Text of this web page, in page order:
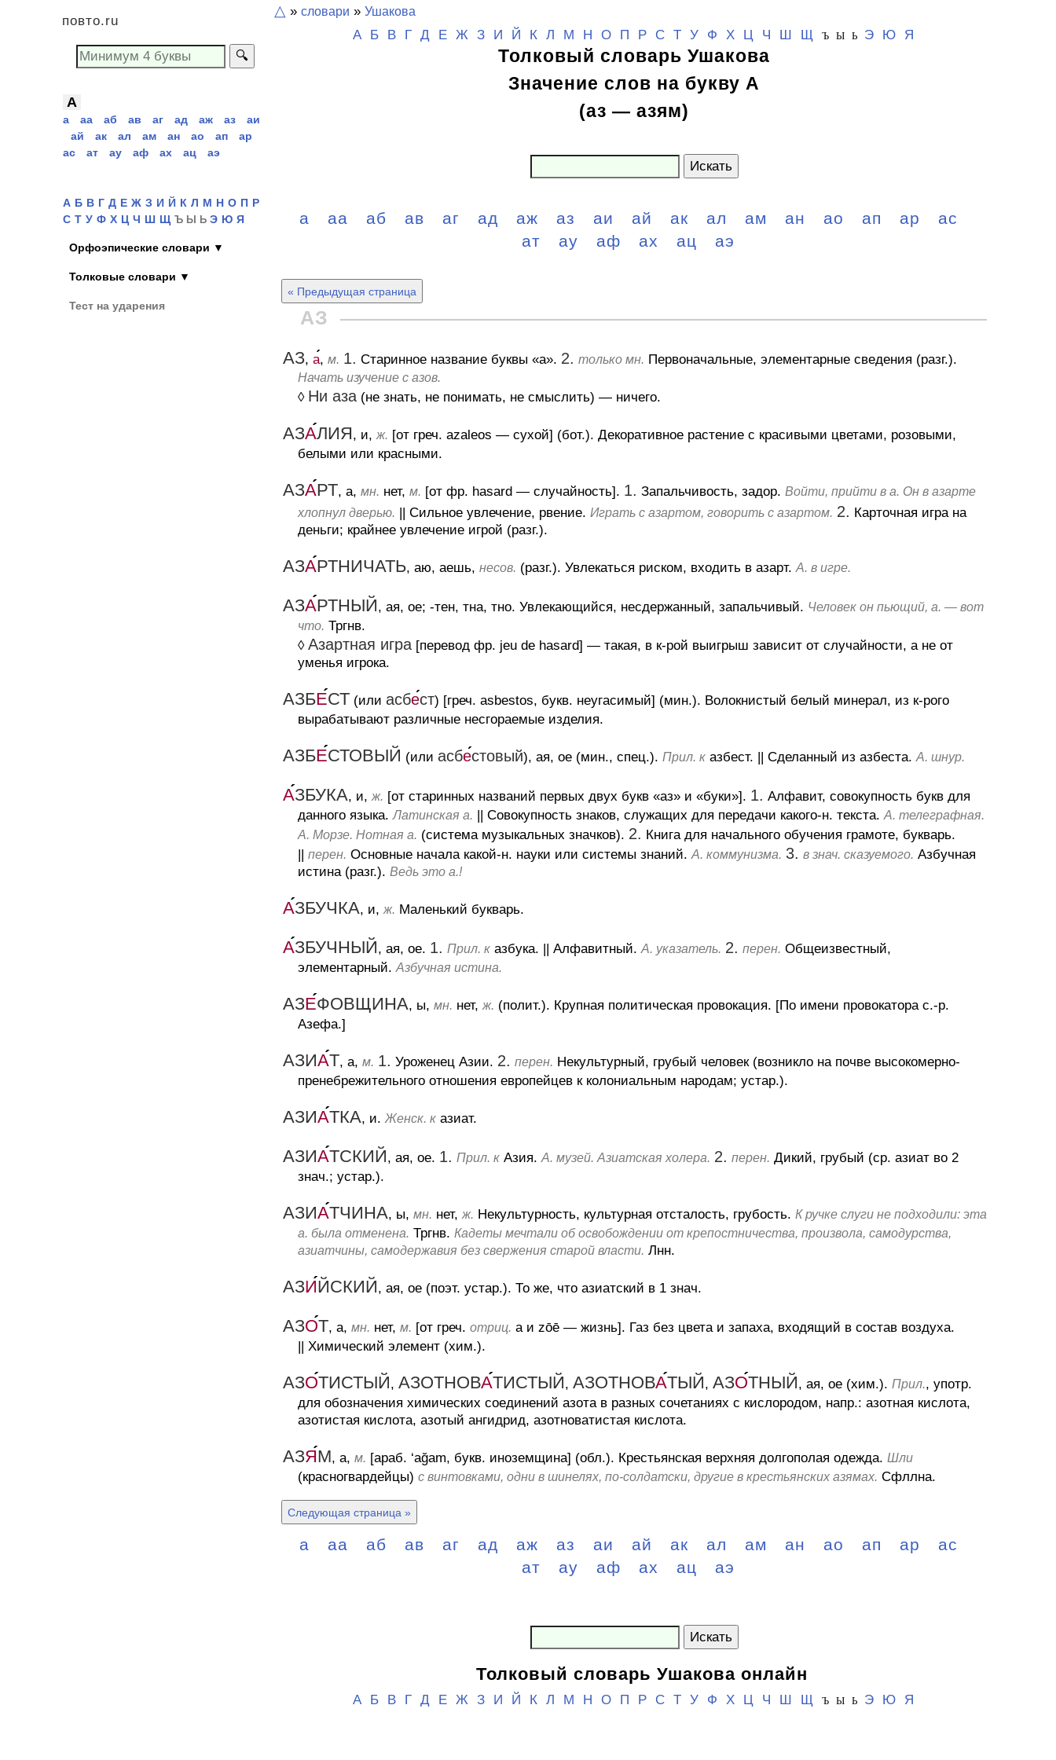
повто.ru
🔍
А
а аа аб ав аг ад аж аз
аи
ай
ак ал ам ан ао ап
ар
ас
ат ау аф ах ац аэ
А Б В Г Д Е Ж З И Й К Л М Н О П Р
С Т У Ф Х Ц Ч Ш Щ Ъ Ы Ь Э Ю Я
Орфоэпические словари ▼
Толковые словари ▼
Тест на ударения
△ » словари » Ушакова
А Б В Г Д Е Ж З И Й К Л М Н О П Р С Т У Ф Х Ц Ч Ш Щ Ъ Ы Ь Э Ю Я
Толковый словарь Ушакова
Значение слов на букву А
(аз — азям)
Искать
а аа аб ав аг ад аж аз аи ай ак ал ам ан ао ап ар
ас
ат
ау аф ах ац аэ
« Предыдущая страница
АЗ
АЗ, а, м. 1. Старинное название буквы «а». 2. только мн. Первоначальные, элементарные сведения (разг.).
Начать изучение с азов.
◊ Ни аза (не знать, не понимать, не смыслить) — ничего.
АЗАЛИЯ, и,ж. [от греч. azaleos — сухой] (бот.). Декоративное растение с красивыми цветами, розовыми,
белыми или красными.
АЗАРТ, а, мн. нет, м. [от фр. hasard — случайность]. 1. Запальчивость, задор. Войти, прийти в а. Он в азарте
хлопнул дверью.
Сильное увлечение, рвение. Играть с азартом, говорить с азартом. 2. Карточная игра на
деньги; крайнее увлечение игрой (разг.).
АЗАРТНИЧАТЬ, аю, аешь, несов. (разг.). Увлекаться риском, входить в азарт. А. в игре.
АЗАРТНЫЙ, ая, ое; -тен, тна, тно. Увлекающийся, несдержанный, запальчивый. Человек он пьющий, а. — вот
что. Тргнв.
◊ Азартная игра [перевод фр. jeu de hasard] — такая, в к-рой выигрыш зависит от случайности, а не от
уменья игрока.
АЗБЕСТ (или асбест) [греч. asbestos, букв. неугасимый] (мин.). Волокнистый белый минерал, из к-рого
вырабатывают различные несгораемые изделия.
АЗБЕСТОВЫЙ (или асбестовый), ая, ое (мин., спец.). Прил. к азбест. Сделанный из азбеста. А. шнур.
АЗБУКА, и,ж. [от старинных названий первых двух букв «аз» и «буки»]. 1. Алфавит, совокупность букв для
данного языка. Латинская а. Совокупность знаков, служащих для передачи какого-н. текста. А. телеграфная.
А. Морзе. Нотная а. (система музыкальных значков). 2. Книга для начального обучения грамоте, букварь.
перен. Основные начала какой-н. науки или системы знаний. А. коммунизма. 3. в знач. сказуемого. Азбучная
истина (разг.). Ведь это а.!
АЗБУЧКА, и,ж. Маленький букварь.
АЗБУЧНЫЙ, ая, ое. 1. Прил. к азбука. Алфавитный. А. указатель. 2. перен. Общеизвестный,
элементарный. Азбучная истина.
АЗЕФОВЩИНА, ы, мн. нет,ж. (полит.). Крупная политическая провокация. [По имени провокатора с.-р.
Азефа.]
АЗИАТ, а, м. 1. Уроженец Азии. 2. перен. Некультурный, грубый человек (возникло на почве высокомерно-
пренебрежительного отношения европейцев к колониальным народам; устар.).
АЗИАТКА, и.Женск. к азиат.
АЗИАТСКИЙ, ая, ое. 1. Прил. к Азия. А. музей. Азиатская холера. 2. перен. Дикий, грубый (ср. азиат во 2
знач.; устар.).
АЗИАТЧИНА, ы, мн. нет,ж. Некультурность, культурная отсталость, грубость. К ручке слуги не подходили: эта
а. была отменена. Тргнв. Кадеты мечтали об освобождении от крепостничества, произвола, самодурства,
азиатчины, самодержавия без свержения старой власти. Лнн.
АЗИЙСКИЙ, ая, ое (поэт. устар.). То же, что азиатский в 1 знач.
АЗОТ, а, мн. нет, м. [от греч. отриц. a и zōē — жизнь]. Газ без цвета и запаха, входящий в состав воздуха.
Химический элемент (хим.).
АЗОТИСТЫЙ, АЗОТНОВАТИСТЫЙ, АЗОТНОВАТЫЙ, АЗОТНЫЙ, ая, ое (хим.). Прил., употр.
для обозначения химических соединений азота в разных сочетаниях с кислородом, напр.: азотная кислота,
азотистая кислота, азотый ангидрид, азотноватистая кислота.
АЗЯМ, а, м. [араб. ‘ağam, букв. иноземщина] (обл.). Крестьянская верхняя долгополая одежда. Шли
(красногвардейцы) с винтовками, одни в шинелях, по-солдатски, другие в крестьянских азямах. Сфллна.
Следующая страница »
а аа аб ав аг ад аж аз аи ай ак ал ам ан ао ап ар
ас
ат
ау аф ах ац аэ
Искать
Толковый словарь Ушакова онлайн
А Б В Г Д Е Ж З И Й К Л М Н О П Р С Т У Ф Х Ц Ч Ш Щ Ъ Ы Ь Э Ю Я